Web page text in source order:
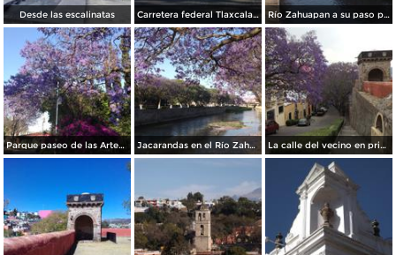
Desde las escalinatas Carretera federal Tlaxcala-Puebla. Junio/2018 Río Zahuapan a su paso por la capital de Tlaxcala. Abril/2018
Parque paseo de las Artesanías. Abril/2018 Jacarandas en el Río Zahuapan. Abril/2018 La calle del vecino en primavera, a la derecha el ex-convento franciscano del siglo XVI. Abril/2018